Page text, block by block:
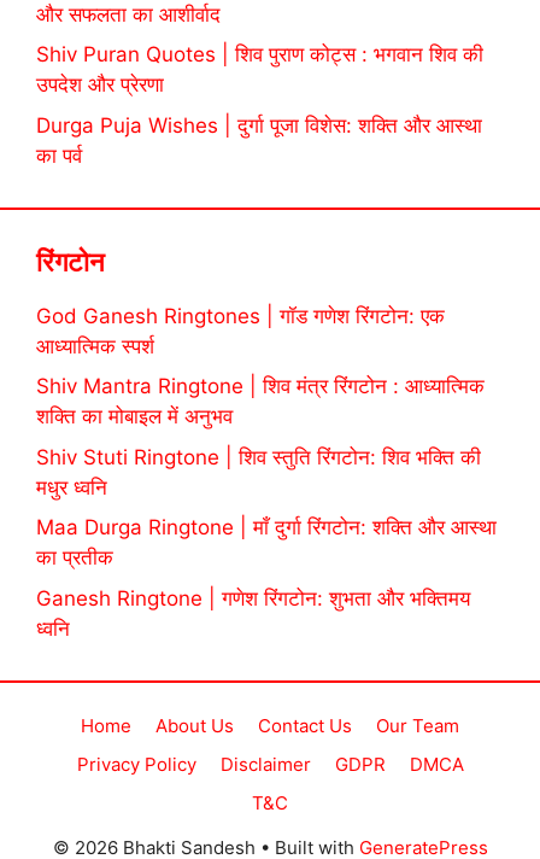
और सफलता का आशीर्वाद
Shiv Puran Quotes | शिव पुराण कोट्स : भगवान शिव की
उपदेश और प्रेरणा
Durga Puja Wishes | दुर्गा पूजा विशेस: शक्ति और आस्था
का पर्व
रिंगटोन
God Ganesh Ringtones | गॉड गणेश रिंगटोन: एक
आध्यात्मिक स्पर्श
Shiv Mantra Ringtone | शिव मंत्र रिंगटोन : आध्यात्मिक
शक्ति का मोबाइल में अनुभव
Shiv Stuti Ringtone | शिव स्तुति रिंगटोन: शिव भक्ति की
मधुर ध्वनि
Maa Durga Ringtone | माँ दुर्गा रिंगटोन: शक्ति और आस्था
का प्रतीक
Ganesh Ringtone | गणेश रिंगटोन: शुभता और भक्तिमय
ध्वनि
Home About Us Contact Us
Our Team
Privacy Policy
Disclaimer GDPR
DMCA
T&C
© 2026 Bhakti Sandesh • Built with GeneratePress